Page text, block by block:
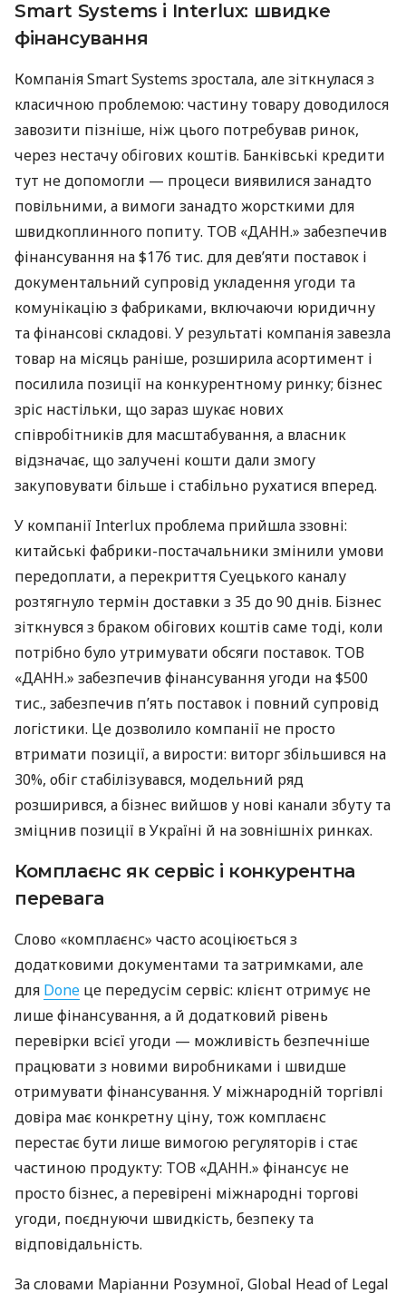
Smart Systems і Interlux: швидке
фінансування
Компанія Smart Systems зростала, але зіткнулася з
класичною проблемою: частину товару доводилося
завозити пізніше, ніж цього потребував ринок,
через нестачу обігових коштів. Банківські кредити
тут не допомогли — процеси виявилися занадто
повільними, а вимоги занадто жорсткими для
швидкоплинного попиту. ТОВ «ДАНН.» забезпечив
фінансування на $176 тис. для дев’яти поставок і
документальний супровід укладення угоди та
комунікацію з фабриками, включаючи юридичну
та фінансові складові. У результаті компанія завезла
товар на місяць раніше, розширила асортимент і
посилила позиції на конкурентному ринку; бізнес
зріс настільки, що зараз шукає нових
співробітників для масштабування, а власник
відзначає, що залучені кошти дали змогу
закуповувати більше і стабільно рухатися вперед.
У компанії Interlux проблема прийшла ззовні:
китайські фабрики-постачальники змінили умови
передоплати, а перекриття Суецького каналу
розтягнуло термін доставки з 35 до 90 днів. Бізнес
зіткнувся з браком обігових коштів саме тоді, коли
потрібно було утримувати обсяги поставок. ТОВ
«ДАНН.» забезпечив фінансування угоди на $500
тис., забезпечив п’ять поставок і повний супровід
логістики. Це дозволило компанії не просто
втримати позиції, а вирости: виторг збільшився на
30%, обіг стабілізувався, модельний ряд
розширився, а бізнес вийшов у нові канали збуту та
зміцнив позиції в Україні й на зовнішніх ринках.
Комплаєнс як сервіс і конкурентна
перевага
Слово «комплаєнс» часто асоціюється з
додатковими документами та затримками, але
для Done це передусім сервіс: клієнт отримує не
лише фінансування, а й додатковий рівень
перевірки всієї угоди — можливість безпечніше
працювати з новими виробниками і швидше
отримувати фінансування. У міжнародній торгівлі
довіра має конкретну ціну, тож комплаєнс
перестає бути лише вимогою регуляторів і стає
частиною продукту: ТОВ «ДАНН.» фінансує не
просто бізнес, а перевірені міжнародні торгові
угоди, поєднуючи швидкість, безпеку та
відповідальність.
За словами Маріанни Розумної, Global Head of Legal